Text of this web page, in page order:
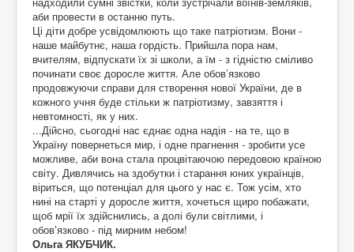
аби провести в останню путь.
Ці діти добре усвідомлюють що таке патріотизм. Вони -
наше майбутнє, наша гордість. Прийшла пора нам,
вчителям, відпускати їх зі школи, а їм - з гідністю сміливо
починати своє доросле життя. Але обов’язково
продовжуючи справи для створення нової України, де в
кожного учня буде стільки ж патріо­тизму, завзяття і
невтомності, як у них.
...Дійсно, сьогодні нас єднає одна надія - на те, що в
Україну повернеться мир, і одне прагнення - зробити усе
можливе, аби вона стала процвітаючою передовою країною
світу. Дивлячись на здобутки і старання юних українців,
віриться, що потенціал для цього у нас є. Тож усім, хто
нині на старті у доросле життя, хочеться щиро побажати,
щоб мрії їх здійснились, а долі були світлими, і
обов’язково - під мирним небом!
Ольга ЯКУБЧИК.